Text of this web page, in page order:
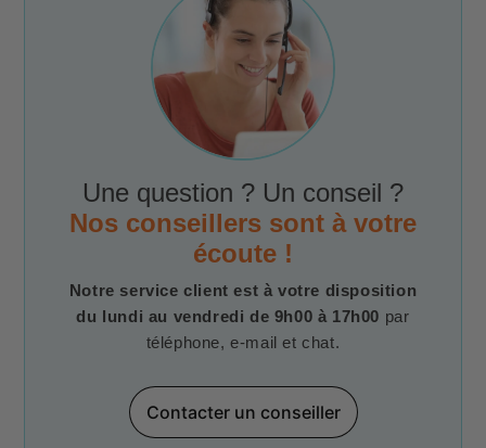
Une question ? Un conseil ?
Nos conseillers sont à votre
écoute !
Notre service client est à votre disposition
du lundi au vendredi de 9h00 à 17h00 par
téléphone, e-mail et chat.
Contacter un conseiller